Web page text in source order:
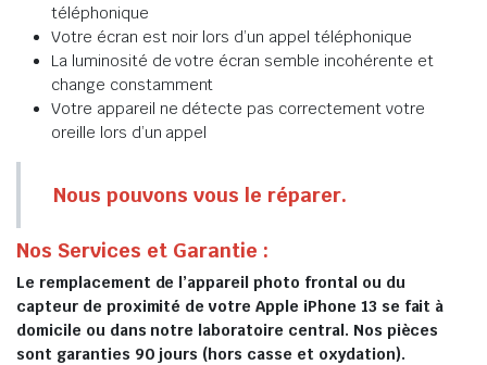
téléphonique
Votre écran est noir lors d’un appel téléphonique
La luminosité de votre écran semble incohérente et
change constamment
Votre appareil ne détecte pas correctement votre
oreille lors d’un appel
Nous pouvons vous le réparer.
Nos Services et Garantie :
Le remplacement de l’appareil photo frontal ou du
capteur de proximité de votre Apple iPhone 13 se fait à
domicile ou dans notre laboratoire central. Nos pièces
sont garanties 90 jours (hors casse et oxydation).